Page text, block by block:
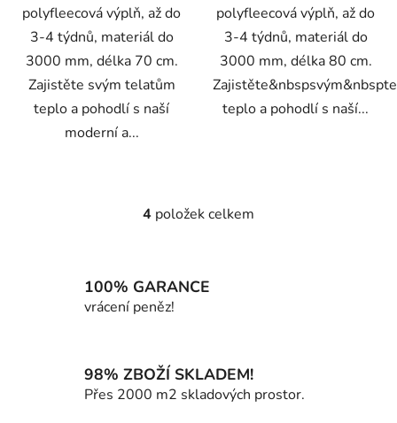
polyfleecová výplň, až do
3-4 týdnů, materiál do
3000 mm, délka 70 cm.
Zajistěte svým telatům
teplo a pohodlí s naší
moderní a...
polyfleecová výplň, až do
3-4 týdnů, materiál do
3000 mm, délka 80 cm.
teplo a pohodlí s naší...
O
á
d
p
r
4 položek celkem
100% GARANCE
vrácení peněz!
98% ZBOŽÍ SKLADEM!
Přes 2000 m2 skladových prostor.